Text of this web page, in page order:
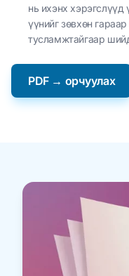
нь ихэнх хэрэгслүүд
үүнийг зөвхөн
тусламжтайгаар
PDF → орчуулах